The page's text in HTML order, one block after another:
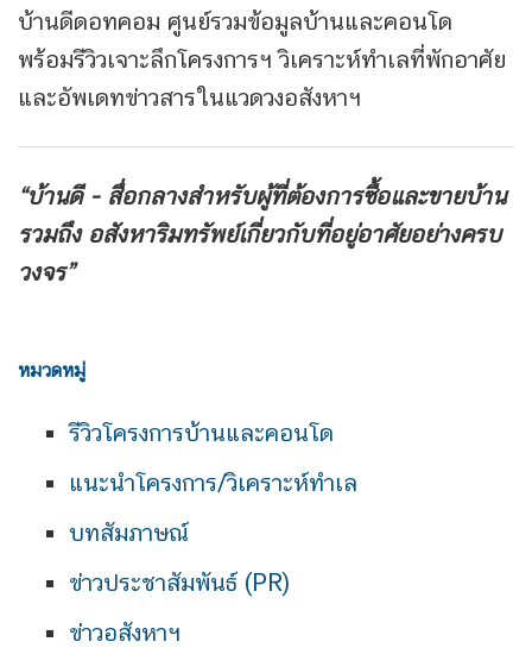
บ้านดีดอทคอม ศูนย์รวมข้อมูลบ้านและคอนโด
พร้อมรีวิวเจาะลึกโครงการฯ วิเคราะห์ทำเลที่พักอาศัย
และอัพเดทข่าวสารในแวดวงอสังหาฯ
“บ้านดี - สื่อกลางสำหรับผู้ที่ต้องการซื้อและขายบ้าน
รวมถึง อสังหาริมทรัพย์เกี่ยวกับที่อยู่อาศัยอย่างครบ
วงจร”
หมวดหมู่
รีวิวโครงการบ้านและคอนโด
แนะนำโครงการ/วิเคราะห์ทำเล
บทสัมภาษณ์
ข่าวประชาสัมพันธ์ (PR)
ข่าวอสังหาฯ